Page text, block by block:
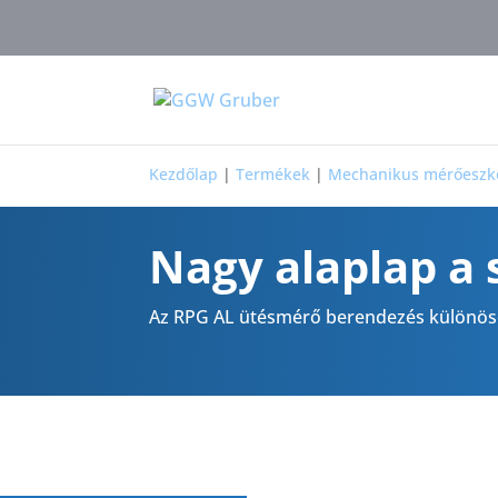
Kezdőlap |Termékek | Mechanikus
Nagy alaplap
Az RPG AL ütésmérő berendezés